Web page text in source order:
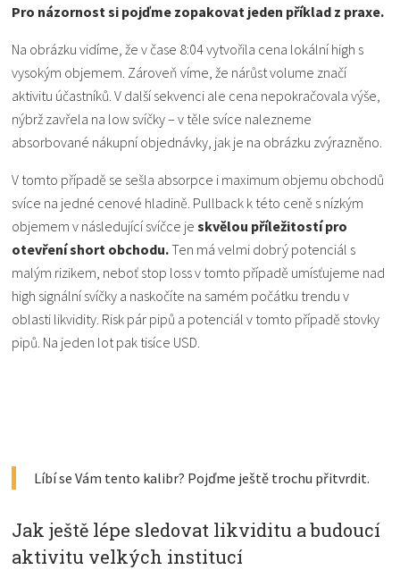
Pro názornost si pojďme zopakovat jeden příklad z praxe.
Na obrázku vidíme, že v čase 8:04 vytvořila cena lokální high s
vysokým objemem. Zároveň víme, že nárůst volume značí
aktivitu účastníků. V další sekvenci ale cena nepokračovala výše,
nýbrž zavřela na low svíčky – v těle svíce nalezneme
absorbované nákupní objednávky, jak je na obrázku zvýrazněno.
V tomto případě se sešla absorpce i maximum objemu obchodů
svíce na jedné cenové hladině. Pullback k této ceně s nízkým
objemem v následující svíčce jeskvělou příležitostí pro
otevření short obchodu.Ten má velmi dobrý potenciál s
malým rizikem, neboť stop loss v tomto případě umísťujeme nad
high signální svíčky a naskočíte na samém počátku trendu v
oblasti likvidity. Risk pár pipů a potenciál v tomto případě stovky
pipů. Na jeden lot pak tisíce USD.
Líbí se Vám tento kalibr? Pojďme ještě trochu přitvrdit.
Jak ještě lépe sledovat likviditu a budoucí
aktivitu velkých institucí